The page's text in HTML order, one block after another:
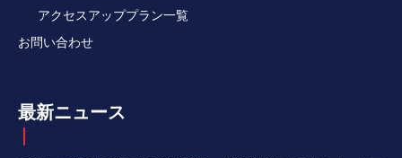
アクセスアッププラン一覧
お問い合わせ
最新ニュース